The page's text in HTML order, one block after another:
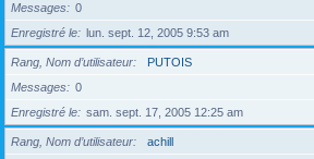
Messages
0
Enregistré le
lun. sept. 12, 2005 9:53 am
Rang, Nom d’utilisateur
PUTOIS
Messages
0
Enregistré le
sam. sept. 17, 2005 12:25 am
Rang, Nom d’utilisateur
achill